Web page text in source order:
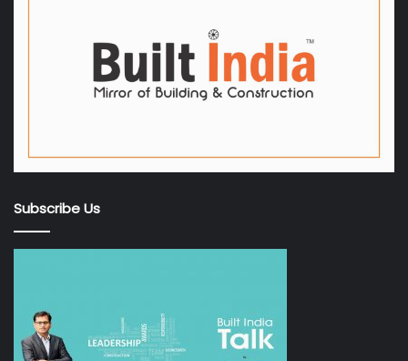
Subscribe Us